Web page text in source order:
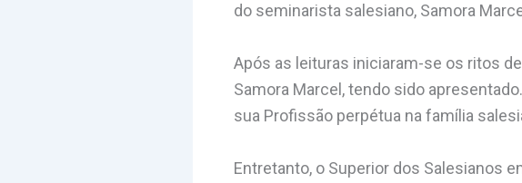
do seminarista salesiano, Samora
Após as leituras iniciaram-se os ritos
Samora Marcel, tendo sido
sua Profissão perpétua na família
Entretanto, o Superior dos Salesianos